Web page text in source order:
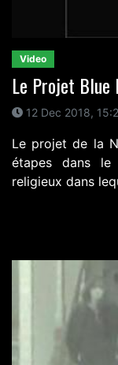
Video
Le Projet Blue
12 Dec 2018,
Le projet de la
étapes dans le
religieux dans